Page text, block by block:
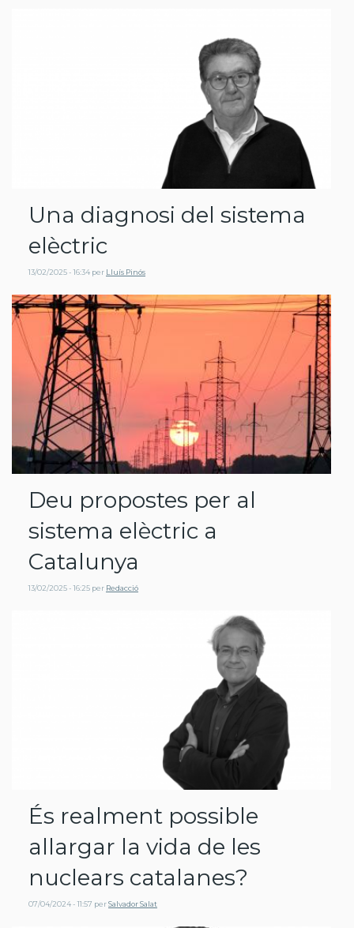
Una diagnosi del sistema
elèctric
13/02/2025 - 16:34 per Lluís Pinós
Deu propostes per al
sistema elèctric a
Catalunya
13/02/2025 - 16:25 per Redacció
És realment possible
allargar la vida de les
nuclears catalanes?
07/04/2024 - 11:57 perSalvador Salat